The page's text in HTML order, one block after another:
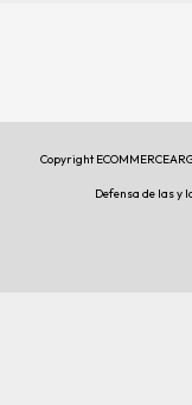
Copyright
Defensa de las y